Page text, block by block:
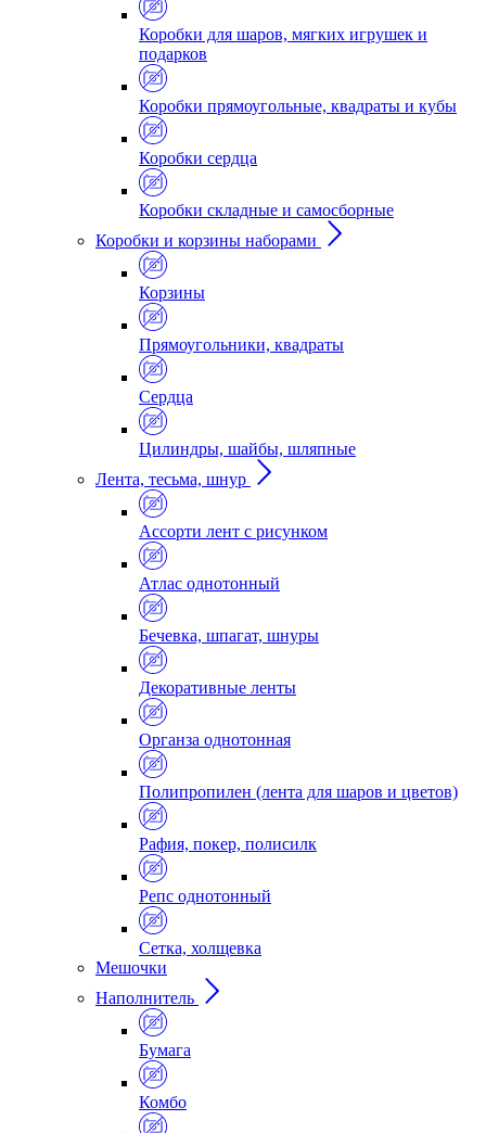
Коробки для шаров, мягких игрушек и
подарков
Коробки прямоугольные, квадраты и кубы
Коробки сердца
Коробки складные и самосборные
Коробки и корзины наборами
Корзины
Прямоугольники, квадраты
Сердца
Цилиндры, шайбы, шляпные
Лента, тесьма, шнур
Ассорти лент с рисунком
Атлас однотонный
Бечевка, шпагат, шнуры
Декоративные ленты
Органза однотонная
Полипропилен (лента для шаров и цветов)
Рафия, покер, полисилк
Репс однотонный
Сетка, холщевка
Мешочки
Наполнитель
Бумага
Комбо